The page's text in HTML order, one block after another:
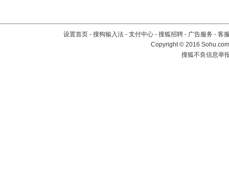
设置首页 - 搜狗输入法 - 支付中心 - 搜狐招聘 - 广告服务 - 客
Copyright©2016
搜狐不良信息举